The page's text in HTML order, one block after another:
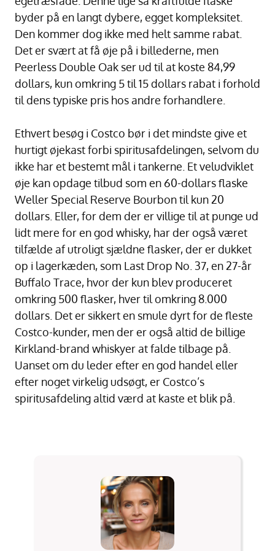
byder på en langt dybere, egget kompleksitet.
Den kommer dog ikke med helt samme rabat.
Det er svært at få øje på i billederne, men
Peerless Double Oak ser ud til at koste 84,99
dollars, kun omkring 5 til 15 dollars rabat i forhold
til dens typiske pris hos andre forhandlere.
Ethvert besøg i Costco bør i det mindste give et
hurtigt øjekast forbi spiritusafdelingen, selvom du
ikke har et bestemt mål i tankerne. Et veludviklet
øje kan opdage tilbud som en 60-dollars flaske
Weller Special Reserve Bourbon til kun 20
dollars. Eller, for dem der er villige til at punge ud
lidt mere for en god whisky, har der også været
tilfælde af utroligt sjældne flasker, der er dukket
op i lagerkæden, som Last Drop No. 37, en 27-år
Buffalo Trace, hvor der kun blev produceret
omkring 500 flasker, hver til omkring 8.000
dollars. Det er sikkert en smule dyrt for de fleste
Costco-kunder, men der er også altid de billige
Kirkland-brand whiskyer at falde tilbage på.
Uanset om du leder efter en god handel eller
efter noget virkelig udsøgt, er Costco’s
spiritusafdeling altid værd at kaste et blik på.